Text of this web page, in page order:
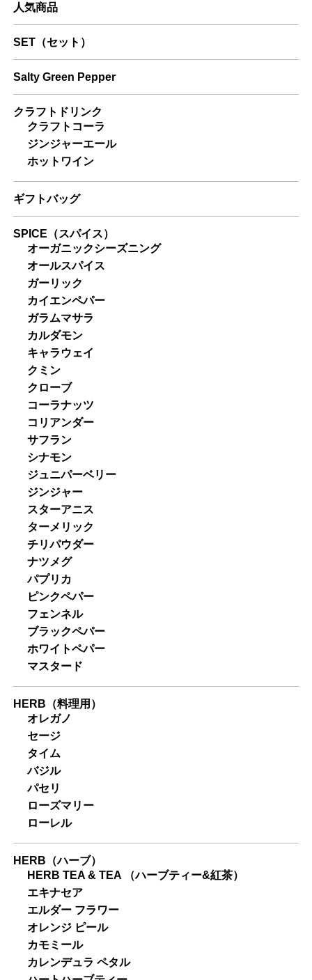
人気商品
SET（セット）
Salty Green Pepper
クラフトドリンク
クラフトコーラ
ジンジャーエール
ホットワイン
ギフトバッグ
SPICE（スパイス）
オーガニックシーズニング
オールスパイス
ガーリック
カイエンペパー
ガラムマサラ
カルダモン
キャラウェイ
クミン
クローブ
コーラナッツ
コリアンダー
サフラン
シナモン
ジュニパーベリー
ジンジャー
スターアニス
ターメリック
チリパウダー
ナツメグ
パプリカ
ピンクペパー
フェンネル
ブラックペパー
ホワイトペパー
マスタード
HERB（料理用）
オレガノ
セージ
タイム
バジル
パセリ
ローズマリー
ローレル
HERB（ハーブ）
HERB TEA & TEA （ハーブティー&紅茶）
エキナセア
エルダー フラワー
オレンジ ピール
カモミール
カレンデュラ ペタル